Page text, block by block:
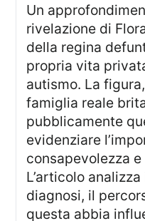
Un approfondimento sulla recente
rivelazione di
della regina
propria vita
autismo. La
famiglia reale
pubblicamente
evidenziare
consapevolezza
L’articolo
diagnosi, il
questa abbia